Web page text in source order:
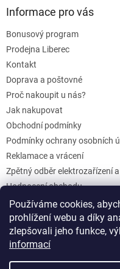
Používáme cookies,
prohlížení webu a díky
zlepšovali jeho funkce,
informací
Informace pro vás
Bonusový program
Prodejna Liberec
Kontakt
Doprava a poštovné
Proč nakoupit u nás?
Jak nakupovat
Obchodní podmínky
Podmínky ochrany osobních
Reklamace a vrácení
Zpětný odběr elektrozařízení
Hodnocení obchodu
Dárkové poukazy
Blog